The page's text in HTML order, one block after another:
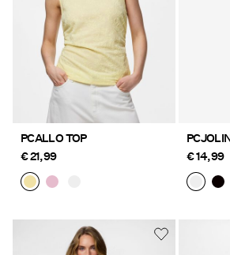
PCALLO TOP
€ 21,99
€ 14,99